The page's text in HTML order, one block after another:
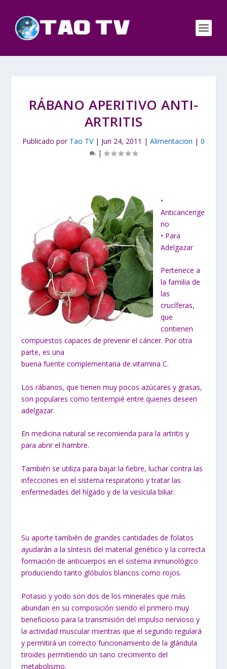
RÁBANO APERITIVO ANTI-
ARTRITIS
Publicado por Tao TV| Jun 24, 2011 | Alimentacion | 0
|
•
Anticancerige
no
• Para
Adelgazar
Pertenece a
la familia de
las
crucíferas,
que
contienen
compuestos capaces de prevenir el cáncer. Por otra
parte, es una
buena fuente complementaria de vitamina C.
Los rábanos, que tienen muy pocos azúcares y grasas,
son populares como tentempié entre quienes deseen
adelgazar.
En medicina natural se recomienda para la artritis y
para abrir el hambre.
También se utiliza para bajar la fiebre, luchar contra las
infecciones en el sistema respiratorio y tratar las
enfermedades del hígado y de la vesícula biliar.
Su aporte también de grandes cantidades de folatos
ayudarán a la síntesis del material genético y la correcta
formación de anticuerpos en el sistema inmunológico
produciendo tanto glóbulos blancos como rojos.
Potasio y yodo son dos de los minerales que más
abundan en su composición siendo el primero muy
beneficioso para la transmisión del impulso nervioso y
la actividad muscular mientras que el segundo regulará
y permitirá un correcto funcionamiento de la glándula
tiroides permitiendo un sano crecimiento del
metabolismo.